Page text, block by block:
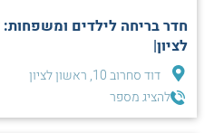
חדר בריחה לילדים
לציון|
דוד סחרוב 10, ראשון לציון
להציג מספר